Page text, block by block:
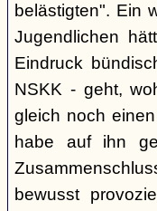
belästigten". Ein
Jugendlichen
Eindruck
NSKK - geht,
gleich noch
habe auf ihn
bewusst